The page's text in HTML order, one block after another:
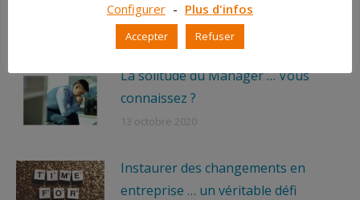
? Gare aux résistances !
19 février 2021
La solitude du Manager … Vous
connaissez ?
13 octobre 2020
Instaurer des changements en
entreprise … un véritable défi
Configurer - Plus d'infos
Accepter Refuser